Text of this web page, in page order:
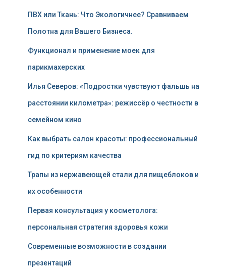
ПВХ или Ткань: Что Экологичнее? Сравниваем
Полотна для Вашего Бизнеса.
Функционал и применение моек для
парикмахерских
Илья Северов: «Подростки чувствуют фальшь на
расстоянии километра»: режиссёр о честности в
семейном кино
Как выбрать салон красоты: профессиональный
гид по критериям качества
Трапы из нержавеющей стали для пищеблоков и
их особенности
Первая консультация у косметолога:
персональная стратегия здоровья кожи
Современные возможности в создании
презентаций